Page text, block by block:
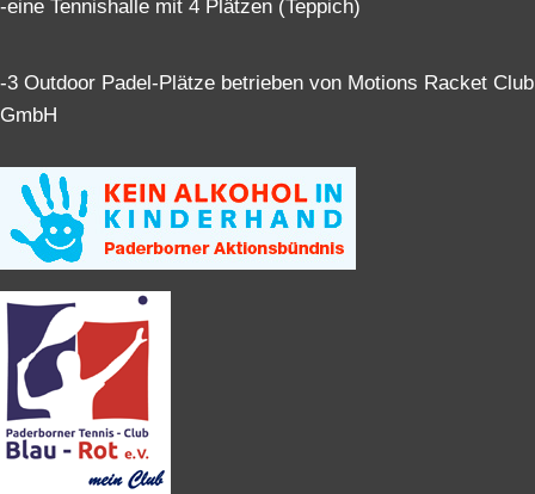
-eine Tennishalle mit 4 Plätzen (Teppich)
-3 Outdoor Padel-Plätze betrieben von Motions Racket Club
GmbH